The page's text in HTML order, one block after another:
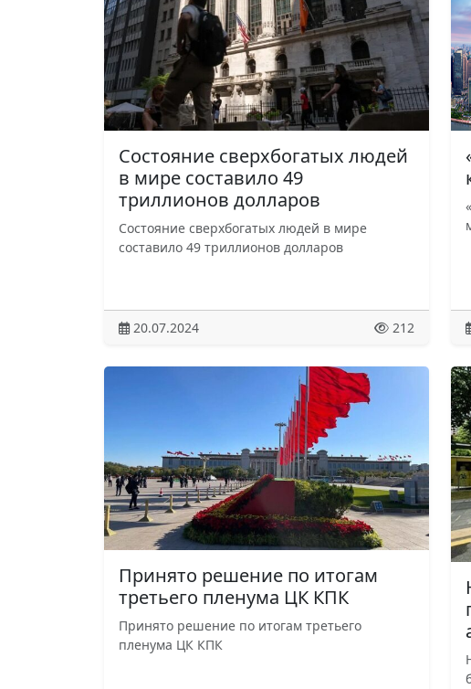
Состояние сверхбогатых людей
в мире составило 49
триллионов долларов
Состояние сверхбогатых людей в мире
составило 49 триллионов долларов
20.07.2024 212
Принято решение по итогам
третьего пленума ЦК КПК
Принято решение по итогам третьего
пленума ЦК КПК